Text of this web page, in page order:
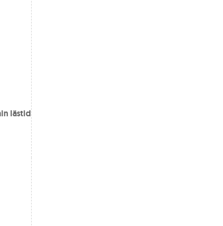
lästid